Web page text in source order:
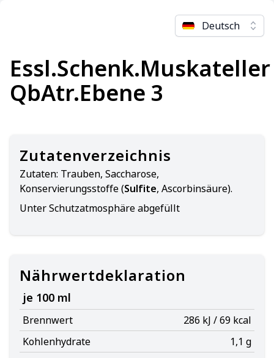
Deutsch
Essl.Schenk.Muskateller
QbAtr.Ebene 3
Zutatenverzeichnis
Zutaten: Trauben, Saccharose,
Konservierungsstoffe (Sulfite, Ascorbinsäure).
Unter Schutzatmosphäre abgefüllt
Nährwertdeklaration
je 100 ml
Brennwert
286 kJ / 69 kcal
Kohlenhydrate
1,1 g